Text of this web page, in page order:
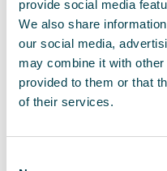
provide social media
We also share
our social media,
may combine it with
provided to them or that
of their services.
prestanda,
den efterlever
verksamhet.
Storlek och ljudnivå
tar upp i förhållande